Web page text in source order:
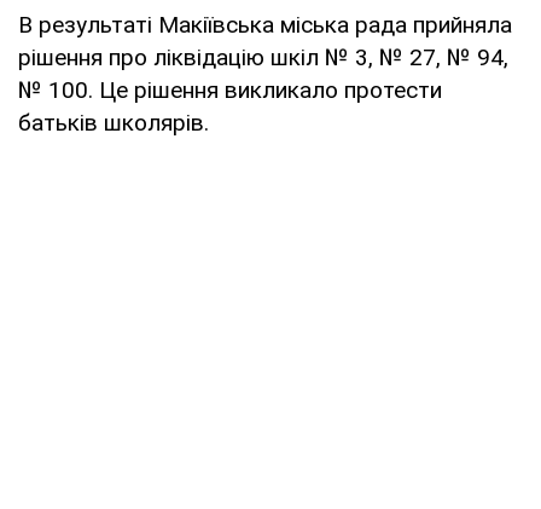
В результаті Макіївська міська рада прийняла
рішення про ліквідацію шкіл № 3, № 27, № 94,
№ 100. Це рішення викликало протести
батьків школярів.